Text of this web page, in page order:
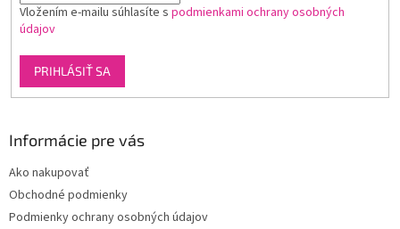
Vložením e-mailu súhlasíte s podmienkami ochrany osobných
údajov
PRIHLÁSIŤ SA
Informácie pre vás
Ako nakupovať
Obchodné podmienky
Podmienky ochrany osobných údajov